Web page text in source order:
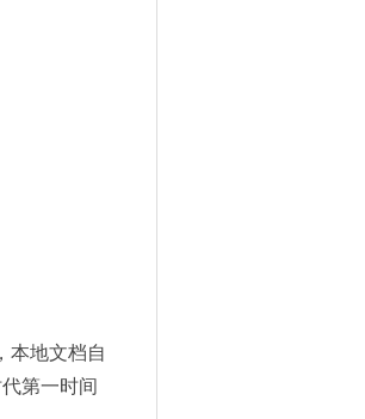
本地文档自
第一时间